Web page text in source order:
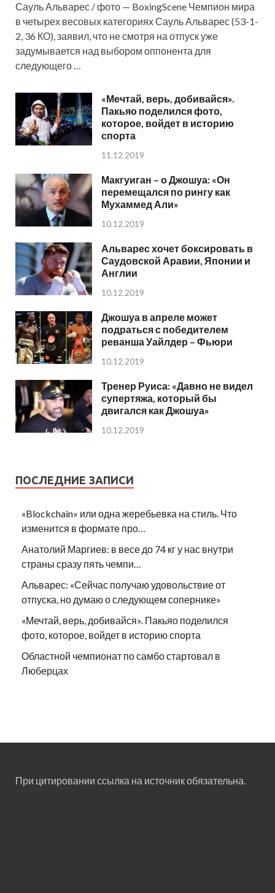
Сауль Альварес / фото — BoxingScene Чемпион мира
в четырех весовых категориях Сауль Альварес (53-1-
2, 36 КО), заявил, что не смотря на отпуск уже
задумывается над выбором оппонента для
следующего …
«Мечтай, верь, добивайся».
Пакьяо поделился фото,
которое, войдет в историю
спорта
11.12.2019
Макгуиган – о Джошуа: «Он
перемещался по рингу как
Мухаммед Али»
10.12.2019
Альварес хочет боксировать в
Саудовской Аравии, Японии и
Англии
10.12.2019
Джошуа в апреле может
подраться с победителем
реванша Уайлдер – Фьюри
10.12.2019
Тренер Руиса: «Давно не видел
супертяжа, который бы
двигался как Джошуа»
10.12.2019
ПОСЛЕДНИЕ ЗАПИСИ
«Blockchain» или одна жеребьевка на стиль. Что
изменится в формате про…
Анатолий Маргиев: в весе до 74 кг у нас внутри
страны сразу пять чемпи…
Альварес: «Сейчас получаю удовольствие от
отпуска, но думаю о следующем сопернике»
«Мечтай, верь, добивайся». Пакьяо поделился
фото, которое, войдет в историю спорта
Областной чемпионат по самбо стартовал в
Люберцах
При цитировании ссылка на источник обязательна.